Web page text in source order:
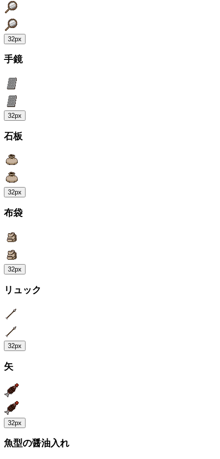
32px
手鏡
32px
石板
32px
布袋
32px
リュック
32px
矢
32px
魚型の醤油入れ